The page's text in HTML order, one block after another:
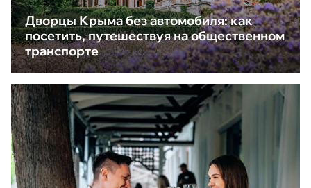
Дворцы Крыма без автомобиля: как
посетить, путешествуя на общественном
транспорте